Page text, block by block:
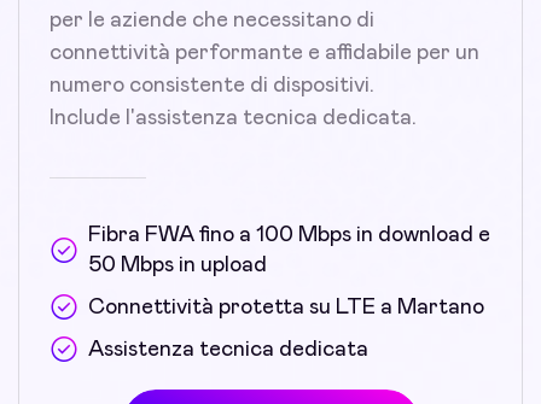
per le aziende che necessitano di
connettività performante e affidabile per un
numero consistente di dispositivi.
Include l'assistenza tecnica dedicata.
Fibra FWA fino a 100 Mbps in download e
50 Mbps in upload
Connettività protetta su LTE a Martano
Assistenza tecnica dedicata